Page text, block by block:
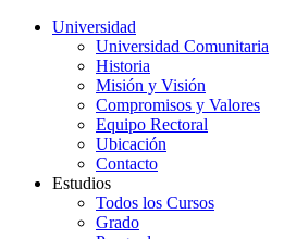
Universidad
Universidad Comunitaria
Historia
Misión y Visión
Compromisos y Valores
Equipo Rectoral
Ubicación
Contacto
Estudios
Todos los Cursos
Grado